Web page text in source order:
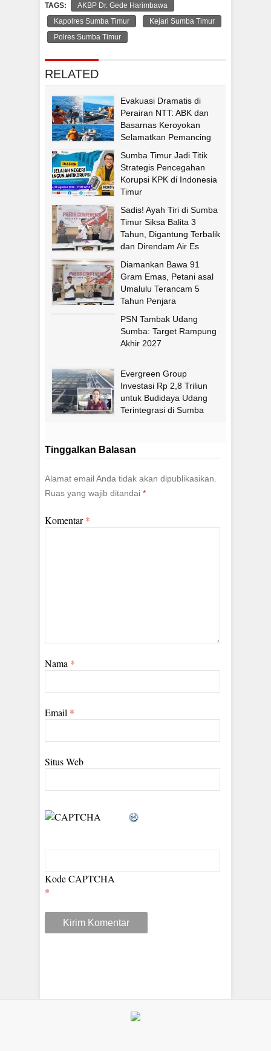
TAGS:
AKBP Dr. Gede Harimbawa
Kapolres Sumba Timur
Kejari Sumba Timur
Polres Sumba Timur
RELATED
Evakuasi Dramatis di
Perairan NTT: ABK dan
Basarnas Keroyokan
Selamatkan Pemancing
Sumba Timur Jadi Titik
Strategis Pencegahan
Korupsi KPK di Indonesia
Timur
Sadis! Ayah Tiri di Sumba
Timur Siksa Balita 3
Tahun, Digantung Terbalik
dan Direndam Air Es
Diamankan Bawa 91
Gram Emas, Petani asal
Umalulu Terancam 5
Tahun Penjara
PSN Tambak Udang
Sumba: Target Rampung
Akhir 2027
Evergreen Group
Investasi Rp 2,8 Triliun
untuk Budidaya Udang
Terintegrasi di Sumba
Tinggalkan Balasan
Alamat email Anda tidak akan dipublikasikan.
Ruas yang wajib ditandai *
Komentar*
Nama *
Email *
Situs Web
Kode CAPTCHA
*